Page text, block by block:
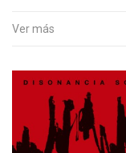
Ver más